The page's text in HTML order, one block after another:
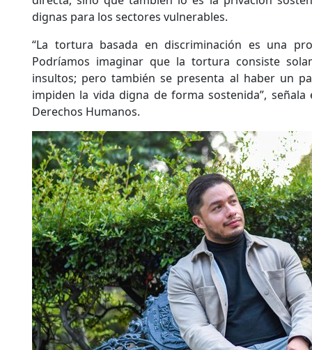
dignas para los sectores vulnerables.
“La tortura basada en discriminación es una
Podríamos imaginar que la tortura consiste
insultos; pero también se presenta al haber un
impiden la vida digna de forma sostenida”,
Derechos Humanos.